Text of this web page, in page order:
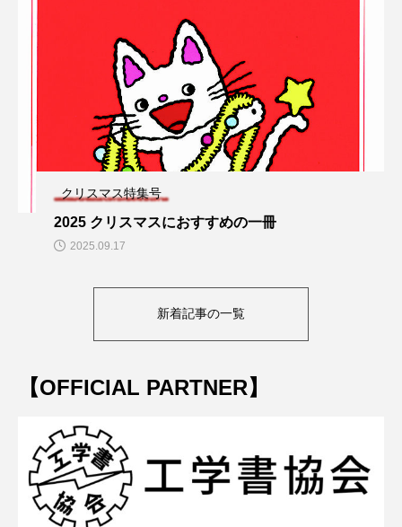
クリスマス特集号
2025 クリスマスにおすすめの一冊
2025.09.17
新着記事の一覧
【OFFICIAL PARTNER】